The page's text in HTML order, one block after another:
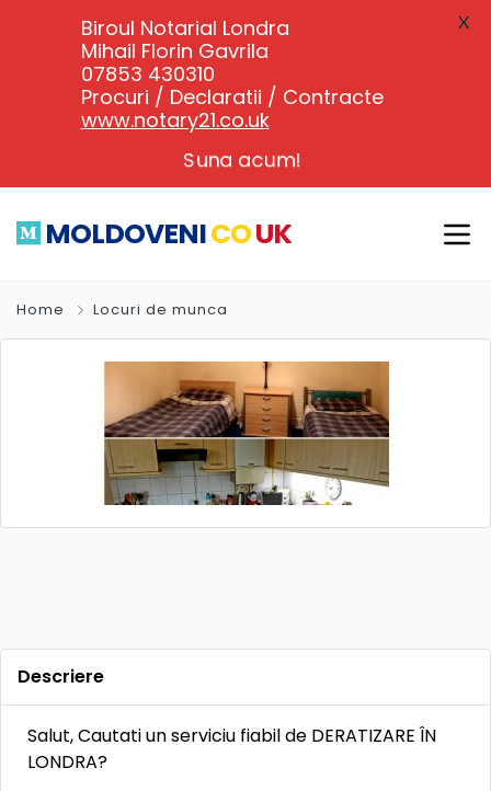
MOLDOVENICOUK
Home Locuri de munca
Descriere
Salut, Cautati un serviciu fiabil de DERATIZARE ÎN
LONDRA?
Biroul Notarial Londra
Mihail Florin Gavrila
07853 430310
Procuri / Declaratii / Contracte
www.notary21.co.uk
Suna acum!
X